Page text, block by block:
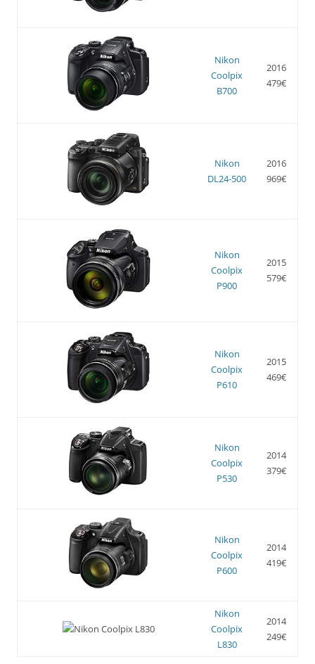
Nikon
Coolpix
B700
2016
479€
Nikon
DL24-500
2016
969€
Nikon
Coolpix
P900
2015
579€
Nikon
Coolpix
P610
2015
469€
Nikon
Coolpix
P530
2014
379€
Nikon
Coolpix
P600
2014
419€
Nikon
Coolpix
L830
2014
249€